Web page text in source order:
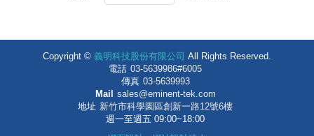
Copyright © 義明科技股份有限公司 All Rights Reserved.
電話 03-5639986#6005
傳真 03-5639993
Mail
sales@eminent-tek.com
地址 新竹市科學園區創新一路12號6樓
週一至週五 09:00~18:00